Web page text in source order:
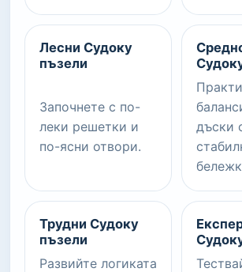
Лесни Судоку
пъзели
Започнете с по-
леки решетки и
по-ясни отвори.
дъски
Трудни Судоку
пъзели
Развийте логиката